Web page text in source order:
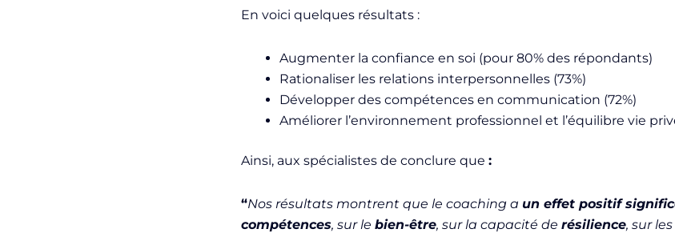
En voici quelques résultats :
Augmenter la confiance en soi (pour 80% des répondants)
Rationaliser les relations interpersonnelles (73%)
Développer des compétences en communication (72%)
Améliorer l’environnement professionnel et l’équilibre vie
Ainsi, aux spécialistes de conclure que:
“Nos résultats montrent que le coaching a un effet positif
compétences, sur lebien-être, sur la capacité derésilience, sur